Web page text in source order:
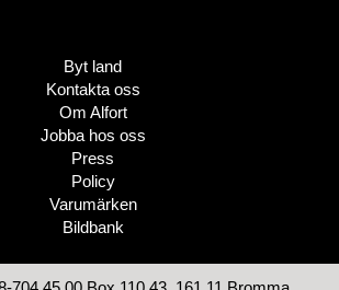
Byt land
Kontakta oss
Om Alfort
Jobba hos oss
Press
Policy
Varumärken
Bildbank